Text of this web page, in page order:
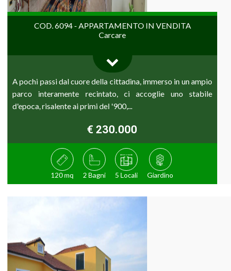
COD. 6094 - APPARTAMENTO IN VENDITA
Carcare
A pochi passi dal cuore della cittadina, immerso in un ampio
parco interamente recintato, ci accoglie uno stabile
d'epoca, risalente ai primi del '900,...
€ 230.000
120 mq 2 Bagni 5 Locali Giardino